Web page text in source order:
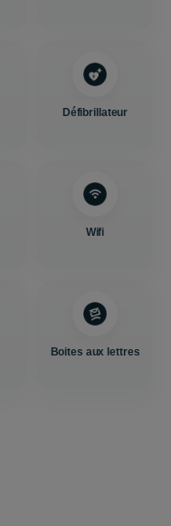
Défibrillateur
Wifi
Boites aux lettres